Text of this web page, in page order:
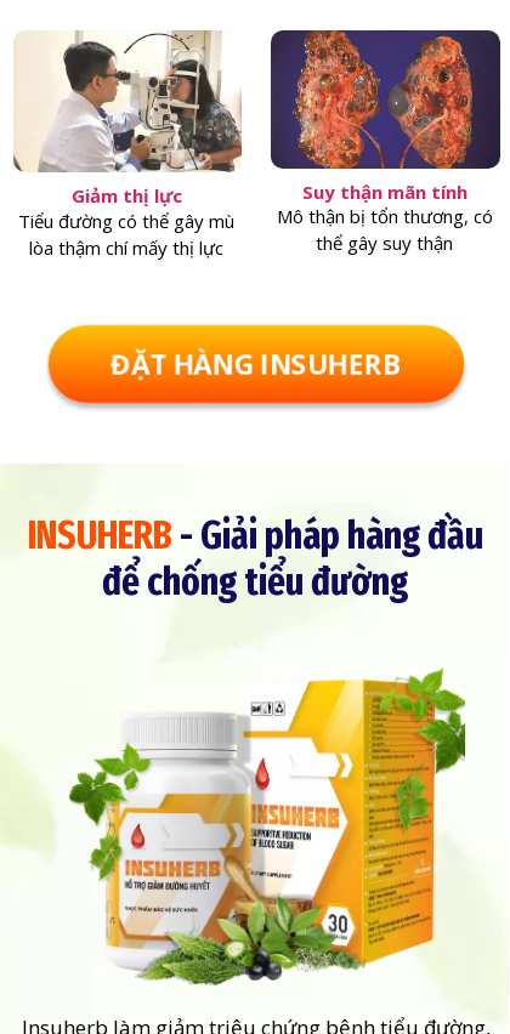
Suy thận mãn tính
Mô thận bị tổn thương, có
thể gây suy thận
Giảm thị lực
Tiểu đường có thể gây mù
lòa thậm chí mấy thị lực
ĐẶT HÀNG INSUHERB
INSUHERB - Giải pháp hàng đầu
để chống tiểu đường
Insuherb làm giảm triệu chứng bệnh tiểu đường,